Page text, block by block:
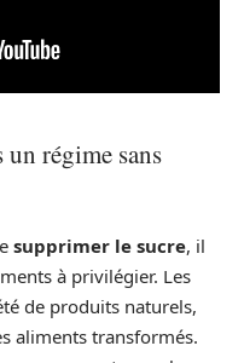
régime sans
supprimer le sucre, il
à privilégier. Les
de produits naturels,
aliments transformés.